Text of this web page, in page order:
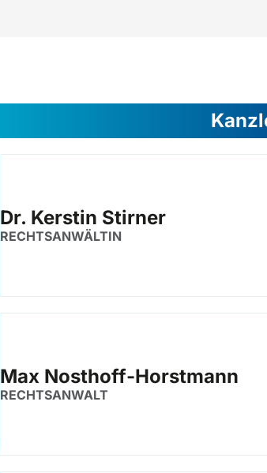
Dr. Kerstin Stirner
RECHTSANWÄLTIN
Max Nosthoff-Horstmann
RECHTSANWALT